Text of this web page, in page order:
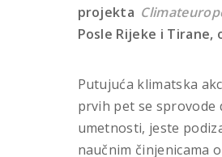
projekta
Posle Rijeke i
Putujuća klimatska
prvih pet se sprovode
umetnosti, jeste
naučnim činjenicama